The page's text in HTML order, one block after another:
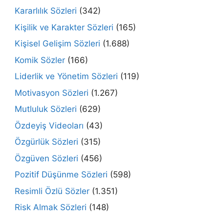
Kararlılık Sözleri (342)
Kişilik ve Karakter Sözleri (165)
Kişisel Gelişim Sözleri (1.688)
Komik Sözler (166)
Liderlik ve Yönetim Sözleri (119)
Motivasyon Sözleri (1.267)
Mutluluk Sözleri (629)
Özdeyiş Videoları (43)
Özgürlük Sözleri (315)
Özgüven Sözleri (456)
Pozitif Düşünme Sözleri (598)
Resimli Özlü Sözler (1.351)
Risk Almak Sözleri (148)